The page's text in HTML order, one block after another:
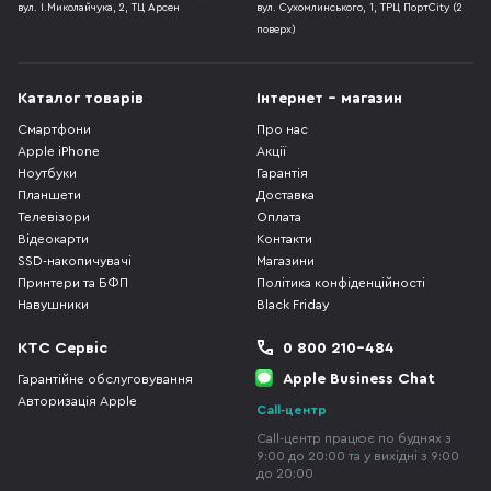
вул. І.Миколайчука, 2, ТЦ Арсен
вул. Сухомлинського, 1, ТРЦ ПортCity (2
поверх)
Каталог товарів
Смартфони
Apple iPhone
Ноутбуки
Планшети
Телевізори
Відеокарти
SSD-накопичувачі
Принтери та БФП
Навушники
Інтернет - магазин
Про нас
Акції
Гарантія
Доставка
Оплата
Контакти
Магазини
Політика конфіденційності
Black Friday
КТС Сервіс
Гарантійне обслуговування
Авторизація Apple
0 800 210-484
Apple Business Chat
Call-центр
Call-центр працює по буднях з
9:00 до 20:00 та у вихідні з 9:00
до 20:00